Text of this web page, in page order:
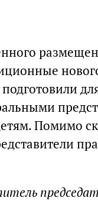
Помимо